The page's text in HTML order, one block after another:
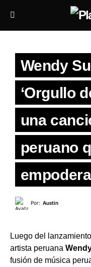
Wendy
‘Orgullo
una
peruano
empodera
Por: Austin
Luego del
artista peruana
fusión de música